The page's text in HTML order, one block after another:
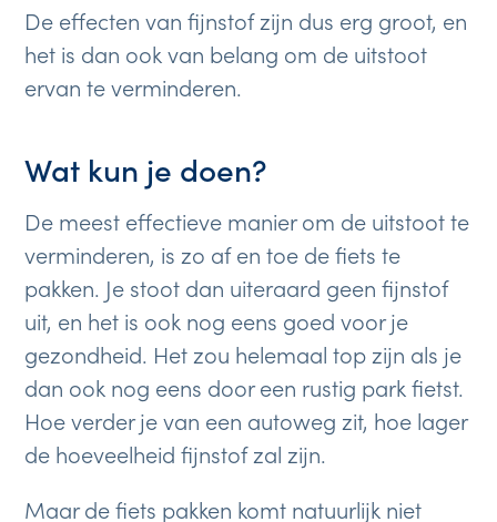
De effecten van fijnstof zijn dus erg groot, en
het is dan ook van belang om de uitstoot
ervan te verminderen.
Wat kun je doen?
De meest effectieve manier om de uitstoot te
verminderen, is zo af en toe de fiets te
pakken. Je stoot dan uiteraard geen fijnstof
uit, en het is ook nog eens goed voor je
gezondheid. Het zou helemaal top zijn als je
dan ook nog eens door een rustig park fietst.
Hoe verder je van een autoweg zit, hoe lager
de hoeveelheid fijnstof zal zijn.
Maar de fiets pakken komt natuurlijk niet